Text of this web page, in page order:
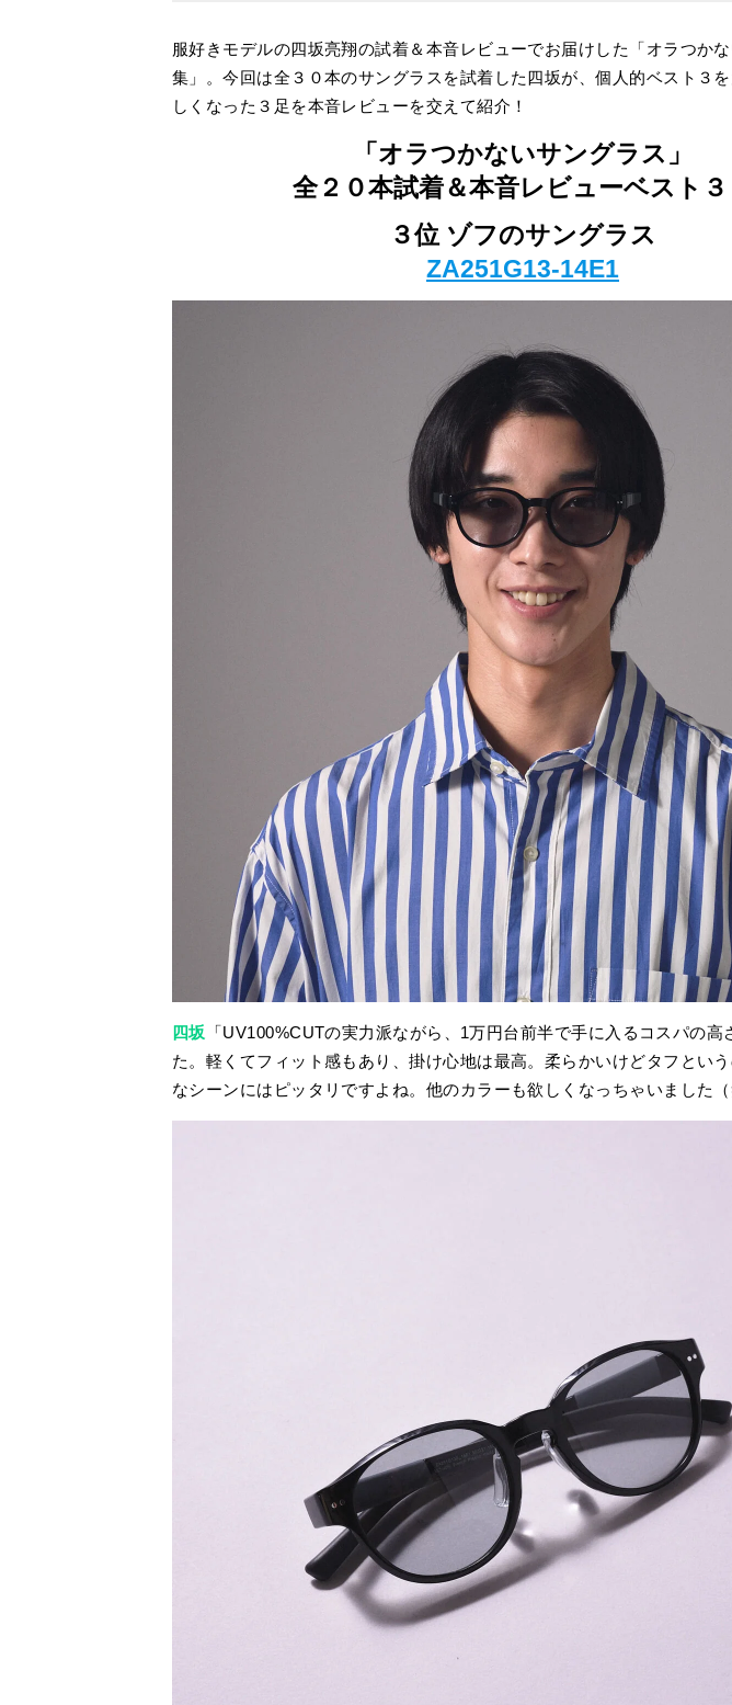
服好きモデルの四坂亮翔の試着＆本音レビューでお届けした「オラつか
集」。今回は全３０本のサングラスを試着した四坂が、個人的ベスト３
しくなった３足を本音レビューを交えて紹介！
「オラつかないサングラス」
全２０本試着＆本音レビューベスト３
３位 ゾフのサングラス
ZA251G13-14E1
四坂
「UV100%CUTの実力派ながら、1万円台前半で手に入るコスパの高
た。軽くてフィット感もあり、掛け心地は最高。柔らかいけどタフとい
なシーンにはピッタリですよね。他のカラーも欲しくなっちゃいました（